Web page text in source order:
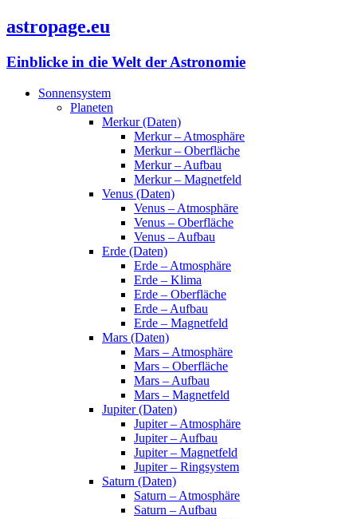
astropage.eu
Einblicke in die Welt der Astronomie
Sonnensystem
Planeten
Merkur (Daten)
Merkur – Atmosphäre
Merkur – Oberfläche
Merkur – Aufbau
Merkur – Magnetfeld
Venus (Daten)
Venus – Atmosphäre
Venus – Oberfläche
Venus – Aufbau
Erde (Daten)
Erde – Atmosphäre
Erde – Klima
Erde – Oberfläche
Erde – Aufbau
Erde – Magnetfeld
Mars (Daten)
Mars – Atmosphäre
Mars – Oberfläche
Mars – Aufbau
Mars – Magnetfeld
Jupiter (Daten)
Jupiter – Atmosphäre
Jupiter – Aufbau
Jupiter – Magnetfeld
Jupiter – Ringsystem
Saturn (Daten)
Saturn – Atmosphäre
Saturn – Aufbau